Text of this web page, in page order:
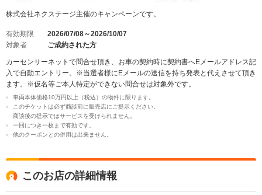
株式会社ネクステージ主催のキャンペーンです。
有効期限
2026/07/08～2026/10/07
対象者
ご成約された方
カーセンサーネットで問合せ頂き、お車の契約時に契約書へEメールアドレス記
入で自動エントリー。※当選者様にEメールの送信を持ち発表と代えさせて頂き
ます。※仮名等ご本人特定ができない問合せは対象外です。
車両本体価格10万円以上（税込）の物件に限ります。
このチケットは必ず商談前に販売店にご提示ください。
商談後の提示ではサービスを受けられません。
一回につき一枚まで有効です。
他のクーポンとの併用は出来ません。
このお店の詳細情報